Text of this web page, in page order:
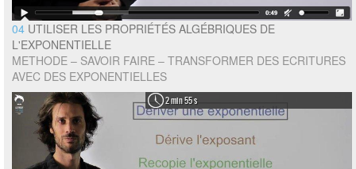
04 UTILISER LES PROPRIÉTÉS ALGÉBRIQUES DE
L'EXPONENTIELLE
METHODE – SAVOIR FAIRE – TRANSFORMER DES ECRITURES
AVEC DES EXPONENTIELLES
2 min 55 s